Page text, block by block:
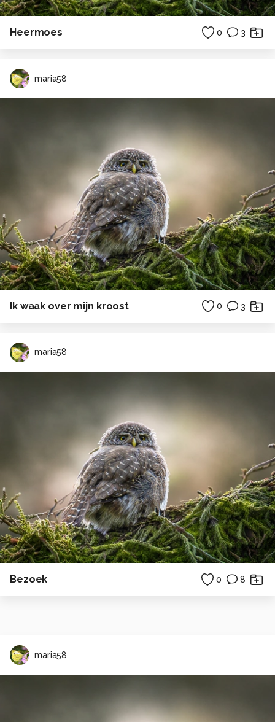
Heermoes 0 3
maria58
Ik waak over mijn kroost 0 3
maria58
Bezoek 0 8
maria58